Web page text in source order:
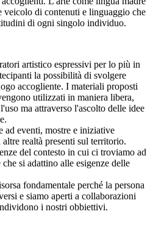
veicolo di contenuti e linguaggio che
di ogni singolo individuo.
artistico espressivi per lo più in
la possibilità di svolgere
accogliente. I materiali proposti
utilizzati in maniera libera,
ma attraverso l'ascolto delle idee
ad eventi, mostre e iniziative
realtà presenti sul territorio.
del contesto in cui ci troviamo ad
si adattino alle esigenze delle
fondamentale perché la persona
e siamo aperti a collaborazioni
i nostri obbiettivi.